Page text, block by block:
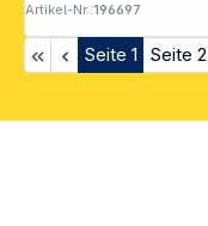
Artikel-Nr.:196697
Seite 1 Seite 2